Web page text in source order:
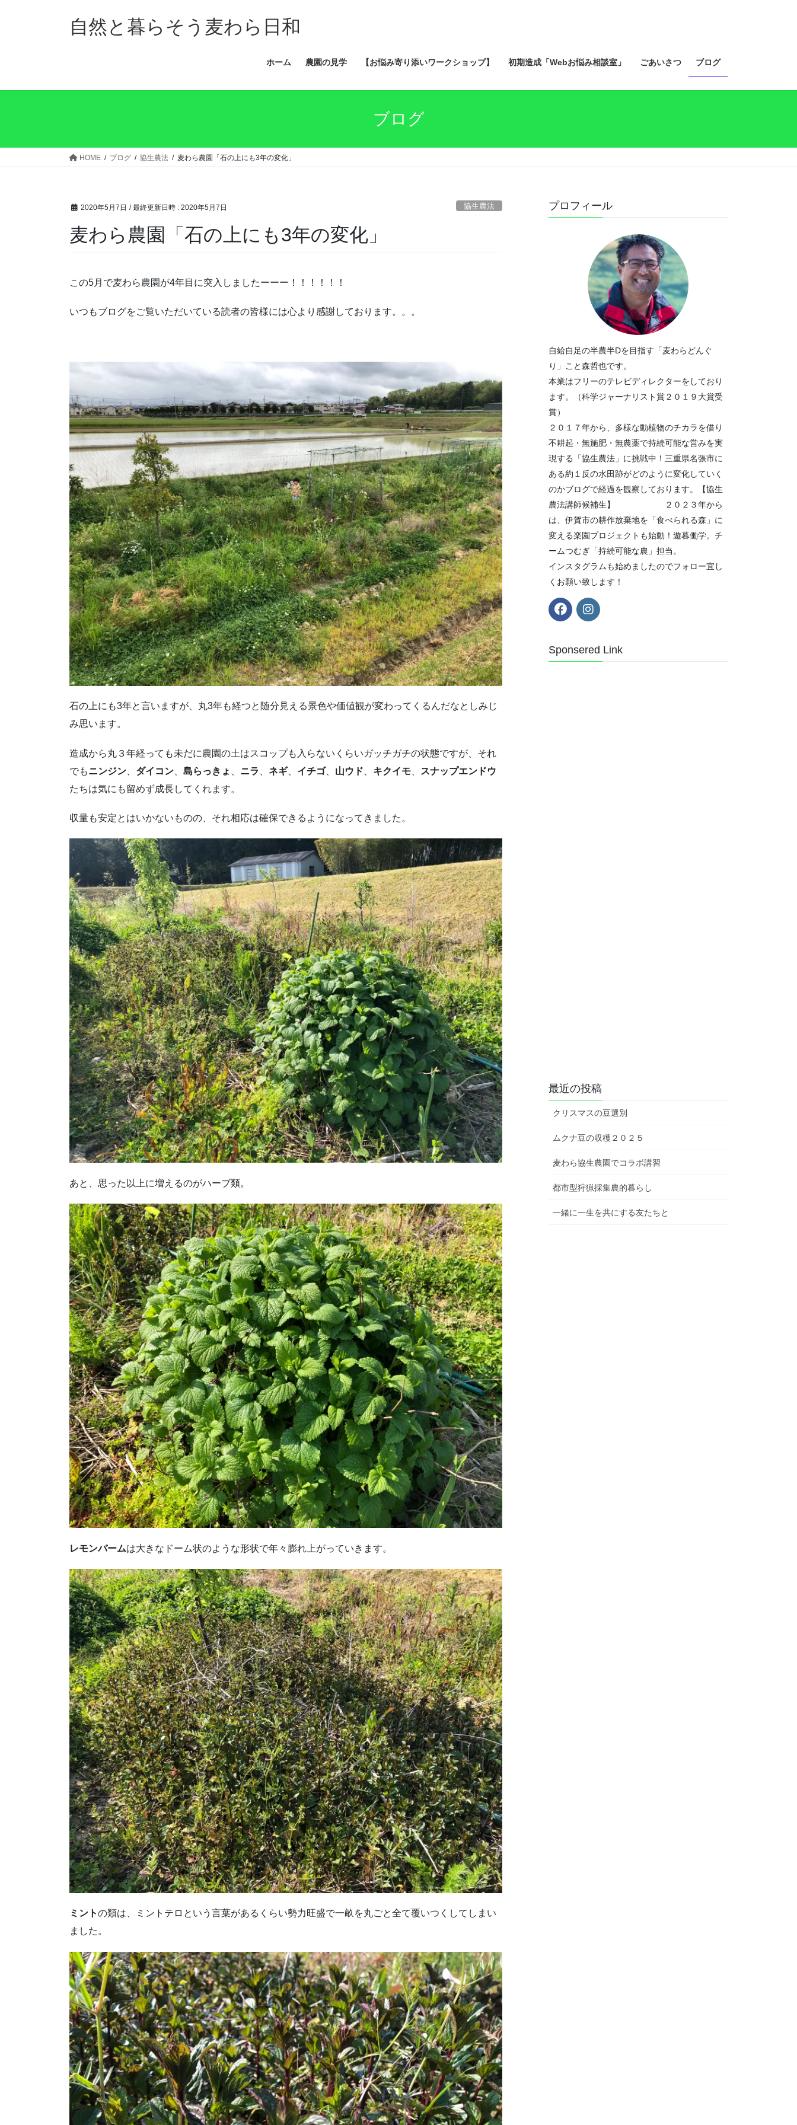
ス
ン
自然と暮らそう麦わら日和
ホーム 農園の見学 【お悩み寄り添いワークショップ】 初期造成「Webお悩み相談室」 ごあいさつ ブログ
ブログ
HOME ブログ 協生農法 麦わら農園「石の上にも3年の変化」
2020年5月7日 / 最終更新日時 : 2020年5月7日 協生農法
麦わら農園「石の上にも3年の変化」
この5月で麦わら農園が4年目に突入しましたーーー！！！！！！
いつもブログをご覧いただいている読者の皆様には心より感謝しております。。。
石の上にも3年と言いますが、丸3年も経つと随分見える景色や価値観が変わってくるんだなとしみじ
み思います。
造成から丸３年経っても未だに農園の土はスコップも入らないくらいガッチガチの状態ですが、それ
でもニンジン ダイコン 島らっきょ ニラ ネギ、 イチゴ、 山ウド キクイモ
スナップエンドウ
たちは気にも留めず成長してくれます。
収量も安定とはいかないものの、それ相応は確保できるようになってきました。
あと、思った以上に増えるのがハーブ類。
レモンバームは大きなドーム状のような形状で年々膨れ上がっていきます。
ミントの類は、ミントテロという言葉があるくらい勢力旺盛で一畝を丸ごと全て覆いつくしてしまい
ました。
プロフィール
自給自足の半農半Dを目指す「麦わらどんぐ
り」こと森哲也です。
本業はフリーのテレビディレクターをしており
ます。（科学ジャーナリスト賞２０１９大賞受
賞）
２０１７年から、多様な動植物のチカラを借り
不耕起・無施肥・無農薬で持続可能な営みを実
現する「協生農法」に挑戦中！三重県名張市に
ある約１反の水田跡がどのように変化していく
のかブログで経過を観察しております。【協生
農法講師候補生】 ２０２３年から
は、伊賀市の耕作放棄地を「食べられる森」に
変える楽園プロジェクトも始動！遊暮働学。チ
ームつむぎ「持続可能な農」担当。
インスタグラムも始めましたのでフォロー宜し
くお願い致します！
Sponsered Link
最近の投稿
クリスマスの豆選別
ムクナ豆の収穫２０２５
麦わら協生農園でコラボ講習
都市型狩猟採集農的暮らし
一緒に一生を共にする友たちと